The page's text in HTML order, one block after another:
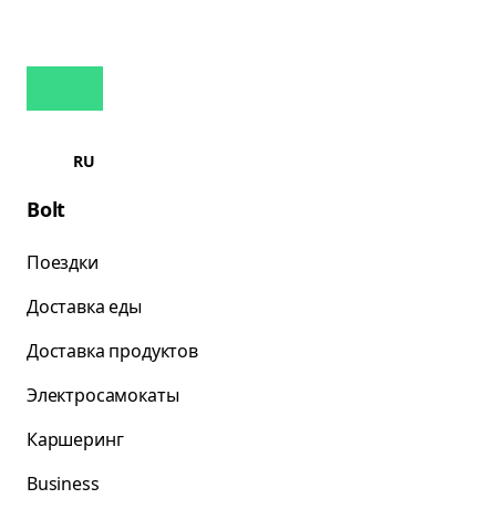
RU
Bolt
Поездки
Доставка еды
Доставка продуктов
Электросамокаты
Каршеринг
Business